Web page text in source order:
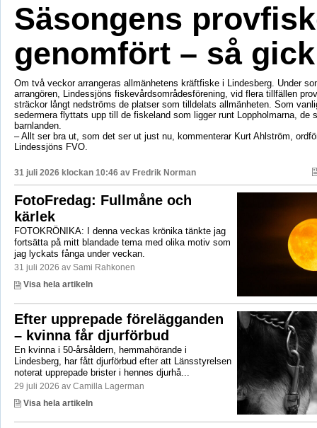
Säsongens
genomfört – så
Om två veckor arrangeras allmänhetens kräftfiske i Lindesberg. Under
arrangören, Lindessjöns fiskevårdsområdesförening, vid flera tillfällen
sträckor långt nedströms de platser som tilldelats allmänheten. Som
sedermera flyttats upp till de fiskeland som ligger runt Loppholmarna, de
barnlanden.
– Allt ser bra ut, som det ser ut just nu, kommenterar Kurt Ahlström,
Lindessjöns FVO.
31 juli 2026 klockan 10:46 av Fredrik Norman
FotoFredag: Fullmåne och
kärlek
FOTOKRÖNIKA: I denna veckas krönika tänkte jag
fortsätta på mitt blandade tema med olika motiv som
jag lyckats fånga under veckan.
31 juli 2026 av Sami Rahkonen
Visa hela artikeln
Efter upprepade förelägganden
– kvinna får djurförbud
En kvinna i 50-årsåldern, hemmahörande i
Lindesberg, har fått djurförbud efter att Länsstyrelsen
noterat upprepade brister i hennes djurhå...
29 juli 2026 av Camilla Lagerman
Visa hela artikeln